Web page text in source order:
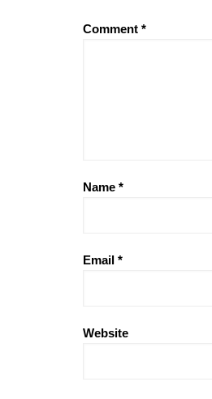
Comment *
Name *
Email *
Website